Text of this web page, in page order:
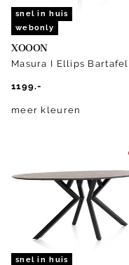
snel in huis
webonly
XOOON
Masura I Ellips Bartafel
1199.-
meer kleuren
snel in huis